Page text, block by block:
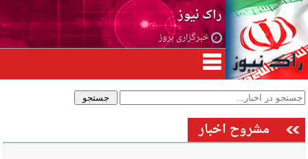
راک نیوز
خبرگزاری بروز
مشروح اخبار